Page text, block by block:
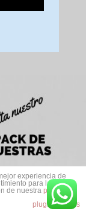
experiencia de
para la
de nuestra política de
plugin cookies